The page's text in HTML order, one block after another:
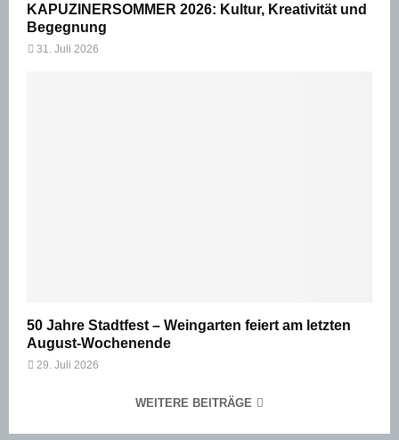
KAPUZINERSOMMER 2026: Kultur, Kreativität und
Begegnung
31. Juli 2026
50 Jahre Stadtfest – Weingarten feiert am letzten
August-Wochenende
29. Juli 2026
WEITERE BEITRÄGE